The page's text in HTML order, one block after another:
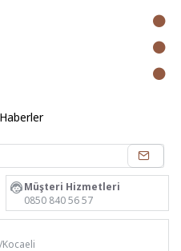
Müşteri Hizmetleri
0850 840 56 57